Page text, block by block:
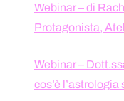
Webinar – di
Protagonista,
Webinar –
cos’è